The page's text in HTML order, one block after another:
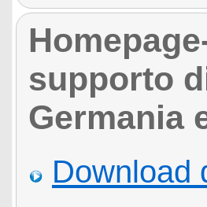
supporto
Germania
Download